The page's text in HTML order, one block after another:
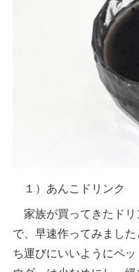
１）あんこドリンク
家族が買ってきたドリ
で、早速作ってみまし
ち運びにいいようにペ